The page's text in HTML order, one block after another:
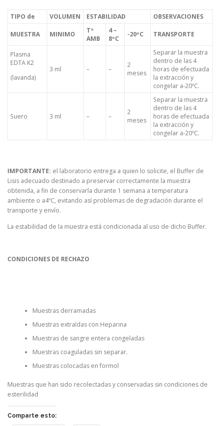
TIPO de VOLUMEN ESTABILIDAD OBSERVACIONES
MUESTRA MINIMO
Tº
AMB
4 –
8ºC
-20ºC TRANSPORTE
Plasma
EDTA K2
(lavanda)
3 ml – –
2
meses
Separar la muestra
dentro de las 4
horas de efectuada
la extracción y
congelar a-20ºC.
Suero 3 ml – –
2
meses
Separar la muestra
dentro de las 4
horas de efectuada
la extracción y
congelar a-20ºC.
IMPORTANTE: el laboratorio entrega a quien lo solicite, el Buffer de
Lisis adecuado destinado a preservar correctamente la muestra
obtenida, a fin de conservarla durante 1 semana a temperatura
ambiente o a4ºC, evitando así problemas de degradación durante el
transporte y envío.
La estabilidad de la muestra está condicionada al uso de dicho Buffer.
CONDICIONES DE RECHAZO
Muestras derramadas
Muestras extraídas con Heparina
Muestras de sangre entera congeladas
Muestras coaguladas sin separar.
Muestras colocadas en formol
Muestras que han sido recolectadas y conservadas sin condiciones de
esterilidad
Comparte esto: